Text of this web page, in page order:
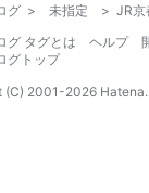
グ > 未指定 > JR京
グ タグとは
ヘルプ
グトップ
(C) 2001-2026 Hatena.